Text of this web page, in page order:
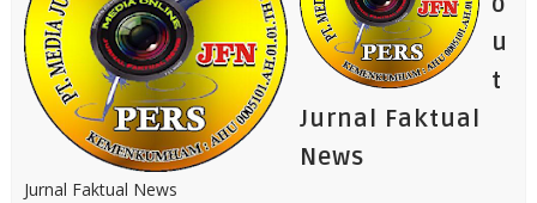
u
t
Jurnal Faktual
News
Jurnal Faktual News